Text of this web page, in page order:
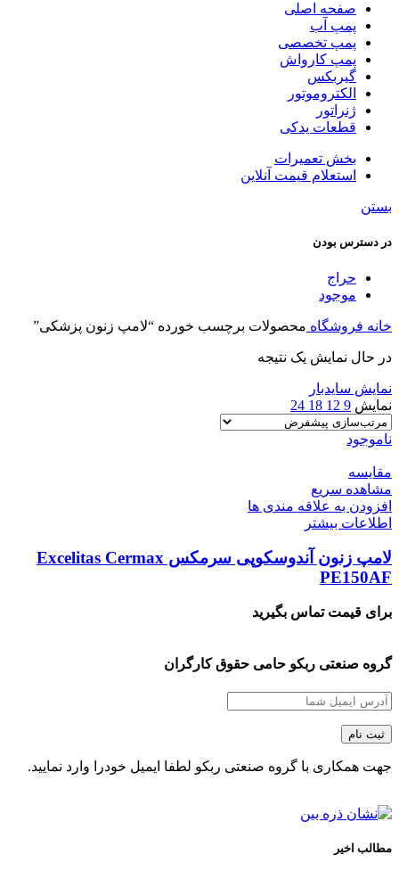
صفحه اصلی
پمپ آب
پمپ تخصصی
پمپ کارواش
گیربکس
الکتروموتور
ژنراتور
قطعات یدکی
بخش تعمیرات
استعلام قیمت آنلاین
بستن
در دسترس بودن
حراج
موجود
خانه فروشگاه محصولات برچسب خورده “لامپ زنون پزشکی”
در حال نمایش یک نتیجه
نمایش سایدبار
نمایش 9
12
18
24
ناموجود
مقایسه
مشاهده سریع
افزودن به علاقه مندی ها
اطلاعات بیشتر
لامپ زنون آندوسکوپی سرمکس Excelitas Cermax
PE150AF
برای قیمت تماس بگیرید
گروه صنعتی ربکو حامی حقوق کارگران
جهت همکاری با گروه صنعتی ربکو لطفا ایمیل خودرا وارد نمایید.
مطالب اخیر